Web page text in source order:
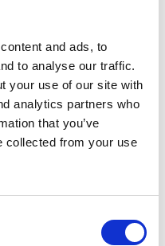
and ads, to
to analyse our traffic.
your use of our site with
analytics partners who
that you’ve
collected from your use
significa
visibilidad y más
con nosotrosy
puede apoyar el